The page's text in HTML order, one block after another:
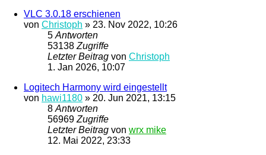
VLC 3.0.18 erschienen
von Christoph » 23. Nov 2022, 10:26
5Antworten
53138Zugriffe
Letzter Beitrag von Christoph
1. Jan 2026, 10:07
Logitech Harmony wird eingestellt
von hawi1180 » 20. Jun 2021, 13:15
8Antworten
56969Zugriffe
Letzter Beitrag von wrx mike
12. Mai 2022, 23:33